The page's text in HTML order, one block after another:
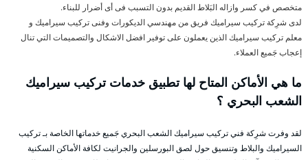
متخصص في كسر وازاله البَلاط القديم بدون التسبب فى أى أضرار للبناء.
لدى شرِكة تركيب سيراميك فريق من مهندسي الديكورات وفنى تركيب سيراميك و
معلم تركيب سيراميك الذين يعملون على توفير افضل الاشكال والتصميمات التي تنال
إعجاب جَميع العملاء.
ما هي الأماكن المتاح لها تطبيق خدمات تركيب سيراميك
الشعب البحري ؟
لقد وفرت شرِكة فني تركيب سيراميك الشعب البحري جَميع خدماتها الخاصة بـ تركيب
السيراميك والبلاط وتنسيق حول لصق البورسلين والجرانيت لكافة الأماكن السكنية